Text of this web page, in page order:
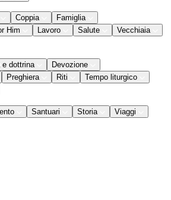
Coppia
Famiglia
Him
Lavoro Salute
Vecchiaia
e dottrina
Devozione
Preghiera Riti
Tempo liturgico
Santuari Storia Viaggi